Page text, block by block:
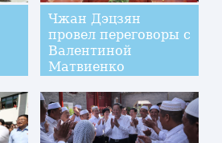
Чжан Дэцзян
провел переговоры с
Валентиной
Матвиенко